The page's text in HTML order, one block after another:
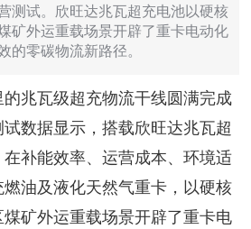
测试。欣旺达兆瓦超充电池以硬核
矿外运重载场景开辟了重卡电动化
的零碳物流新路径。
的兆瓦级超充物流干线圆满完成
数据显示，搭载欣旺达兆瓦超
补能效率、运营成本、环境适
油及液化天然气重卡，以硬核
矿外运重载场景开辟了重卡电